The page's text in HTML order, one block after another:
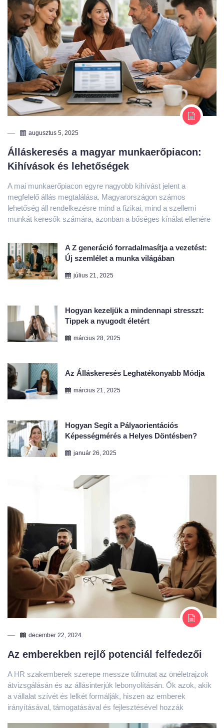
augusztus 5, 2025
Álláskeresés a magyar munkaerőpiacon:
Kihívások és lehetőségek
A mai munkaerőpiacon egyre nagyobb kihívást jelent a
megfelelő állás megtalálása. Magyarországon számos
lehetőség áll rendelkezésre mind a fizikai, mind a szellemi
munkát keresők számára, azonban a bőséges kínálat ellenére
A Z generáció forradalmasítja a vezetést:
Új szemlélet a munka világában
Hogyan kezeljük a mindennapi stresszt:
Az Álláskeresés Leghatékonyabb Módja
Hogyan Segít a Pályaorientációs
december 22, 2024
Az emberekben rejlő potenciál felfedezői
A HR szakemberek szerepe messze túlmutat az önéletrajzok
átvizsgálásán és az állásinterjúk lebonyolításán. Ők azok, akik
a vállalat szívét és lelkét formálják, hiszen az emberek
irányításával, támogatásával és fejlesztésével hozzák